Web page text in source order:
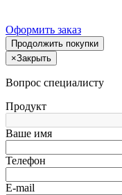
Оформить заказ
Продолжить покупки
×Закрыть
Вопрос специалисту
Продукт
Ваше имя
Телефон
E-mail